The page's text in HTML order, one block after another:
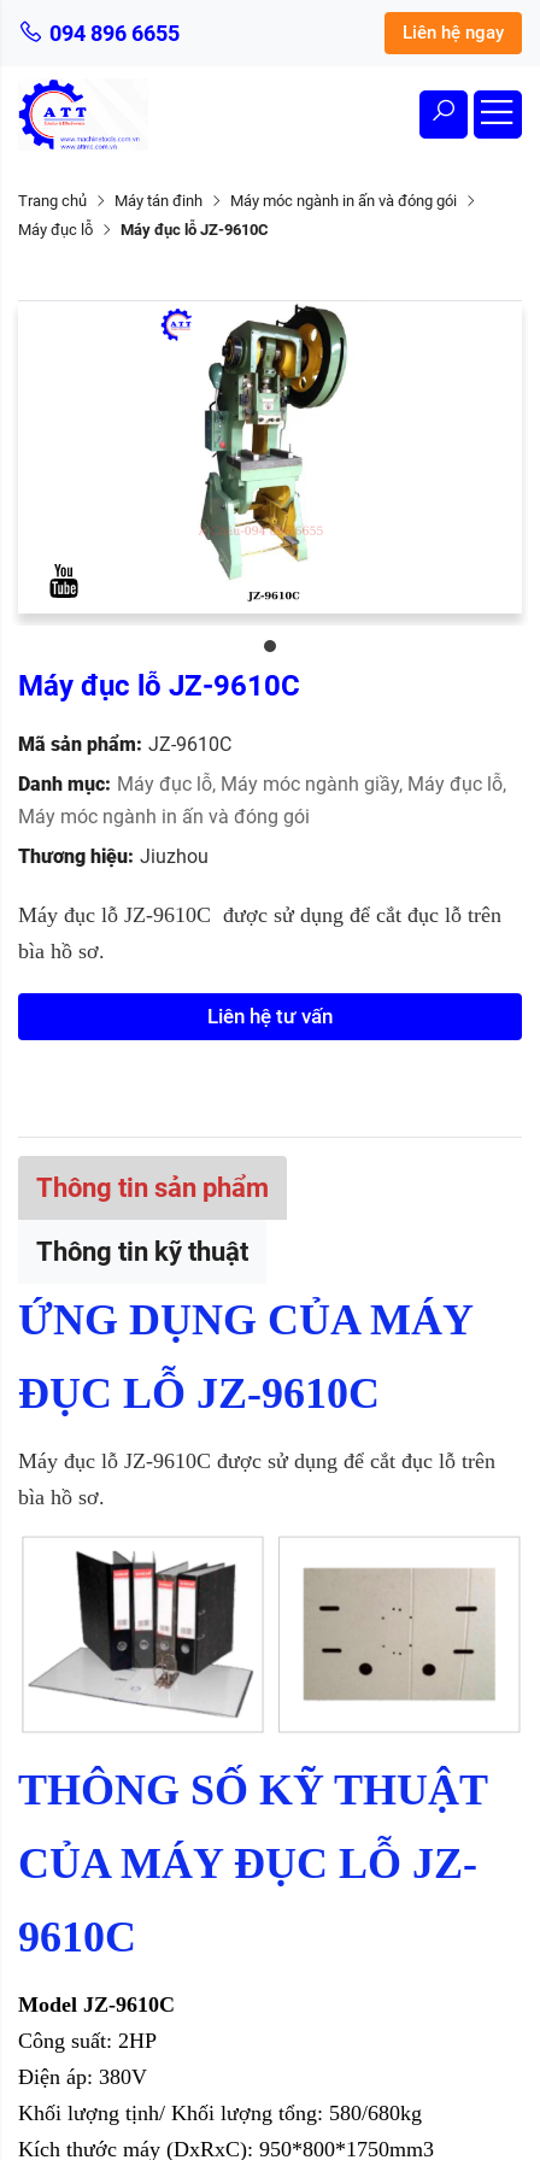
094 896 6655 Liên hệ ngay
Trang chủ Máy tán đinh
Máy móc ngành in ấn và đóng gói
Máy đục lỗ
Máy đục lỗ JZ-9610C
Máy đục lỗ JZ-9610C
Mã sản phẩm: JZ-9610C
Danh mục: Máy đục lỗ, Máy móc ngành giầy, Máy đục lỗ,
Máy móc ngành in ấn và đóng gói
Thương hiệu: Jiuzhou
Máy đục lỗ JZ-9610C được sử dụng để cắt đục lỗ trên
bìa hồ sơ.
Liên hệ tư vấn
Thông tin sản phẩm
Thông tin kỹ thuật
ỨNG DỤNG CỦA MÁY
ĐỤC LỖ JZ-9610C
Máy đục lỗ JZ-9610C được sử dụng để cắt đục lỗ trên
bìa hồ sơ.
THÔNG SỐ KỸ THUẬT
CỦA MÁY ĐỤC LỖ JZ-
9610C
Model JZ-9610C
Công suất: 2HP
Điện áp: 380V
Khối lượng tịnh/ Khối lượng tổng: 580/680kg
Kích thước máy (DxRxC): 950*800*1750mm3